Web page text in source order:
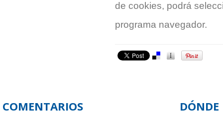
de cookies, podrá
programa navegador.
COMENTARIOS DÓNDE